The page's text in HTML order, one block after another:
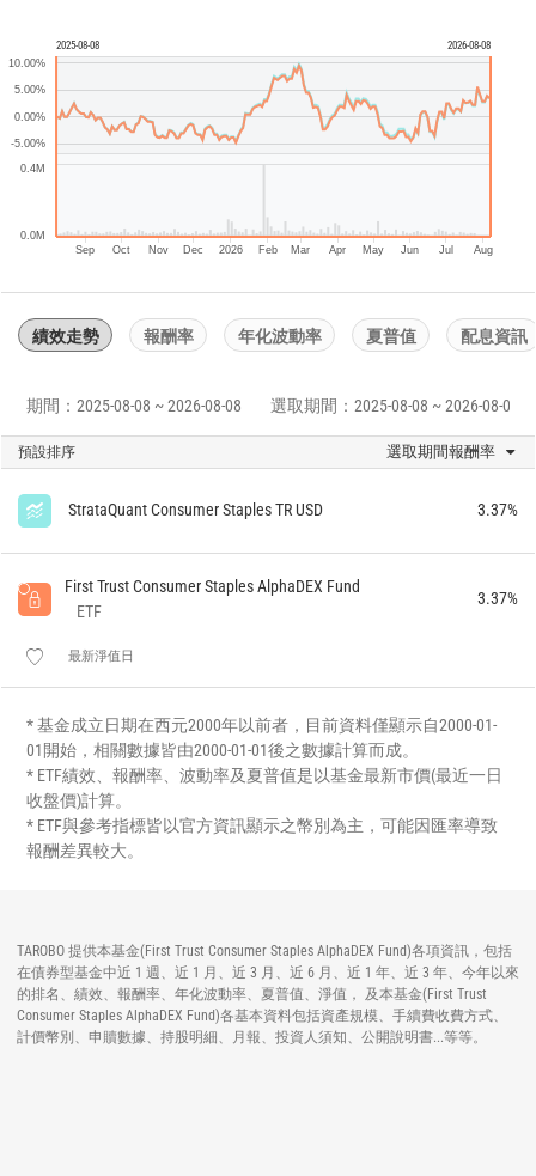
2025-08-08 2026-08-08
Sep Oct Nov Dec 2026 Feb Mar Apr May Jun Jul Aug
0.0M
0.4M
-5.00%
0.00%
5.00%
10.00%
績效走勢 報酬率 年化波動率 夏普值 配息資訊
期間：2025-08-08 ~ 2026-08-08 選取期間：2025-08-08 ~ 2026-08-08
預設排序 選取期間報酬率
StrataQuant Consumer Staples TR USD 3.37%
First Trust Consumer Staples AlphaDEX Fund
ETF
3.37%
最新淨值日
* 基金成立日期在西元2000年以前者，目前資料僅顯示自2000-01-
01開始，相關數據皆由2000-01-01後之數據計算而成。
* ETF績效、報酬率、波動率及夏普值是以基金最新市價(最近一日
收盤價)計算。
* ETF與參考指標皆以官方資訊顯示之幣別為主，可能因匯率導致
報酬差異較大。
TAROBO 提供本基金(First Trust Consumer Staples AlphaDEX Fund)各項資訊，包括
在債券型基金中近 1 週、近 1 月、近 3 月、近 6 月、近 1 年、近 3 年、今年以來
的排名、績效、報酬率、年化波動率、夏普值、淨值， 及本基金(First Trust
Consumer Staples AlphaDEX Fund)各基本資料包括資產規模、手續費收費方式、
計價幣別、申贖數據、持股明細、月報、投資人須知、公開說明書...等等。